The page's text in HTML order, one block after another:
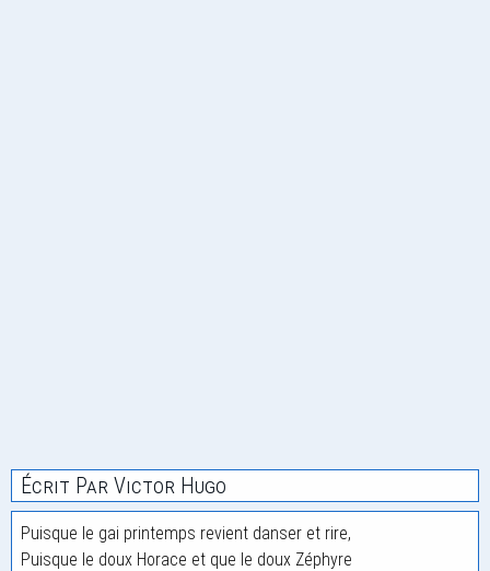
Écrit Par Victor Hugo
Puisque le gai printemps revient danser et rire,
Puisque le doux Horace et que le doux Zéphyre